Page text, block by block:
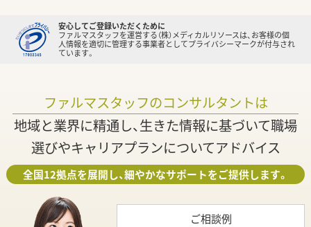
安心してご登録いただくために
ファルマスタッフを運営する（株）メディカルリソースは、お客様の個
人情報を適切に管理する事業者としてプライバシーマークが付与され
ています。
ファルマスタッフのコンサルタントは
地域と業界に精通し、生きた情報に基づいて職場
選びやキャリアプランについてアドバイス
全国12拠点を展開し、細やかなサポートをご提供します。
ご相談例